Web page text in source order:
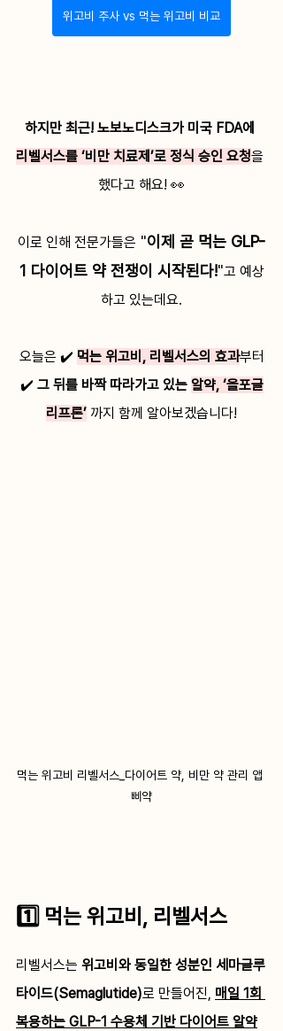
위고비 주사 vs 먹는 위고비 비교
하지만 최근! 노보노디스크가 미국 FDA에
리벨서스를 ‘비만 치료제’로 정식 승인 요청을
했다고 해요! 👀
이로 인해 전문가들은 "이제 곧 먹는 GLP-
1 다이어트 약 전쟁이 시작된다!"고 예상
하고 있는데요.
오늘은 ✔️ 먹는 위고비, 리벨서스의 효과부터
✔️ 그 뒤를 바짝 따라가고 있는 알약, ‘올포글
리프론’ 까지 함께 알아보겠습니다!
먹는 위고비 리벨서스_다이어트 약, 비만 약 관리 앱
삐약
1️⃣ 먹는 위고비, 리벨서스
리벨서스는 위고비와 동일한 성분인 세마글루
타이드(Semaglutide)로 만들어진, 매일 1회
복용하는 GLP-1 수용체 기반 다이어트 알약